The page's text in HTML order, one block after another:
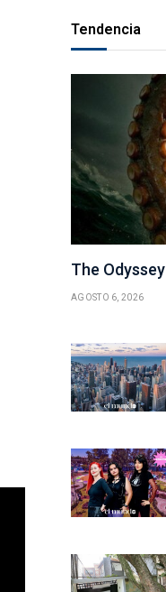
Tendencia
The Odyssey
AGOSTO 6, 2026